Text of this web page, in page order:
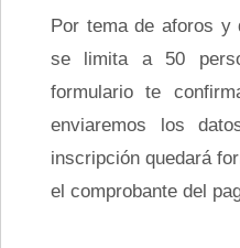
Por tema de aforos y
se limita a 50
formulario te
enviaremos los
inscripción quedará
el comprobante del